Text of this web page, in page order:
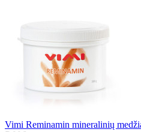
Vimi Reminamin mineralinių